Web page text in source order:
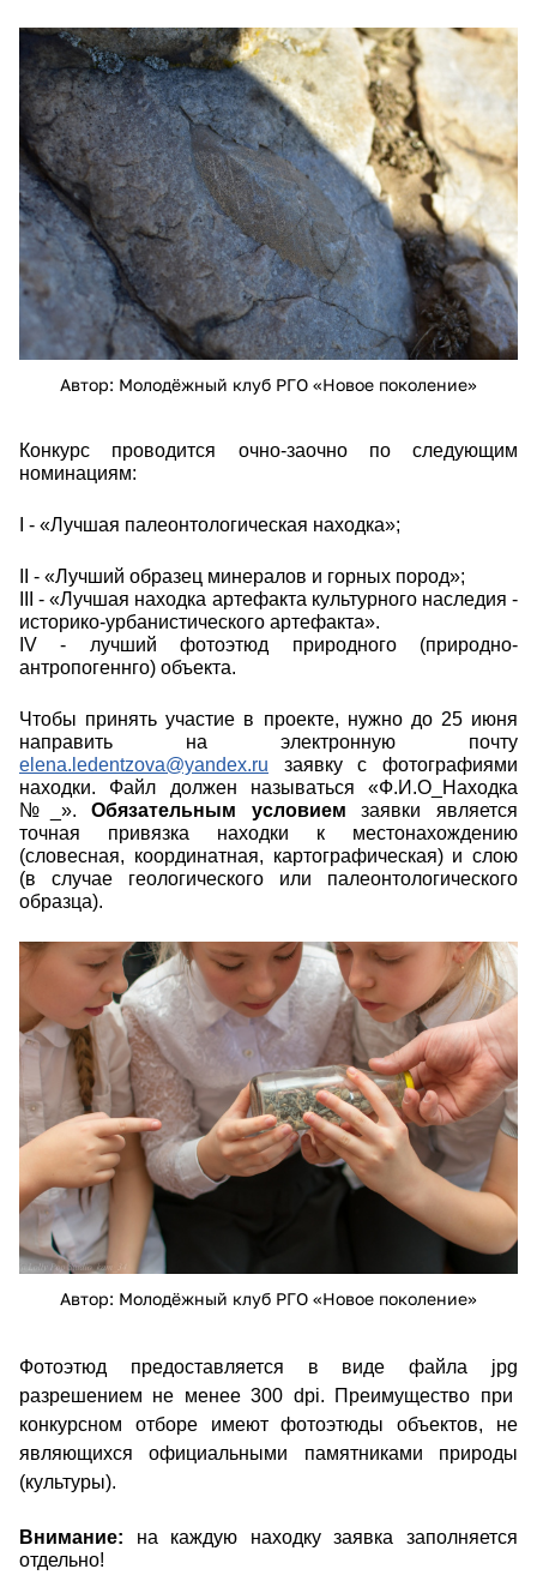
zirh1qn3u4e.jpg
Автор: Молодёжный клуб РГО «Новое поколение»
Конкурс проводится очно-заочно по следующим
номинациям:
I - «Лучшая палеонтологическая находка»;
II - «Лучший образец минералов и горных пород»;
III - «Лучшая находка артефакта культурного наследия -
историко-урбанистического артефакта».
IV - лучший фотоэтюд природного (природно-
антропогеннго) объекта.
Чтобы принять участие в проекте, нужно до 25 июня
направить на электронную почту
elena.ledentzova@yandex.ru заявку с фотографиями
находки. Файл должен называться «Ф.И.О_Находка
№_».Обязательным условием заявки является
точная привязка находки к местонахождению
(словесная, координатная, картографическая) и слою
(в случае геологического или палеонтологического
образца).
gipkzdkdy6e.jpg
Автор: Молодёжный клуб РГО «Новое поколение»
Фотоэтюд предоставляется в виде файла jpg
разрешением не менее 300 dpi. Преимущество при
конкурсном отборе имеют фотоэтюды объектов, не
являющихся официальными памятниками природы
(культуры).
Внимание: на каждую находку заявка заполняется
отдельно!